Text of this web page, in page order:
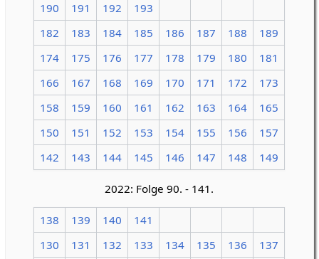
190 191 192
193
182
183 184 185 186 187 188
189
174
175 176 177 178 179 180
181
166
167 168 169 170 171 172
173
158
159 160 161 162 163 164
165
150
151 152 153 154 155 156
157
142
143 144 145 146 147 148 149
2022: Folge 90. - 141.
138 139 140
141
130
131 132 133 134 135 136
137